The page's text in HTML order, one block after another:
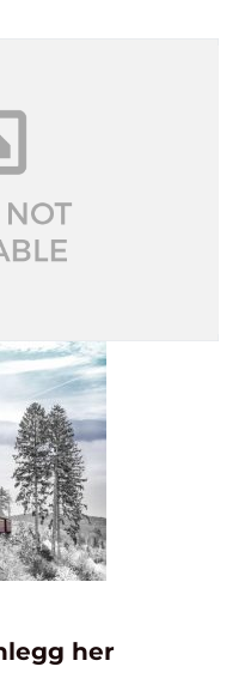
her